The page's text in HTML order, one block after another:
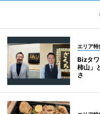
エリア特
Bizタ
柿山」
さ